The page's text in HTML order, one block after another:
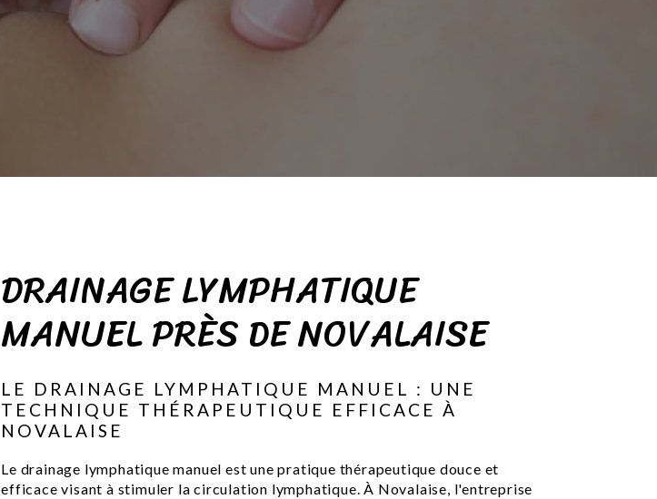
DRAINAGE LYMPHATIQUE
MANUEL PRÈS DE NOVALAISE
LE DRAINAGE LYMPHATIQUE MANUEL : UNE
TECHNIQUE THÉRAPEUTIQUE EFFICACE À
NOVALAISE
Le drainage lymphatique manuel est une pratique thérapeutique douce et
efficace visant à stimuler la circulation lymphatique. À Novalaise, l'entreprise